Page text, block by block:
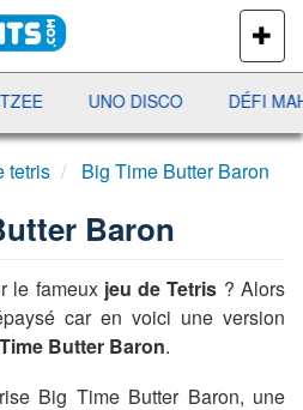
PLUS
DE
JEUX
UNO DISCO DÉFI
tetris Big Time Butter Baron
Baron
le fameux jeu de Tetris ? Alors
car en voici une version
Butter Baron.
Big Time Butter Baron, une